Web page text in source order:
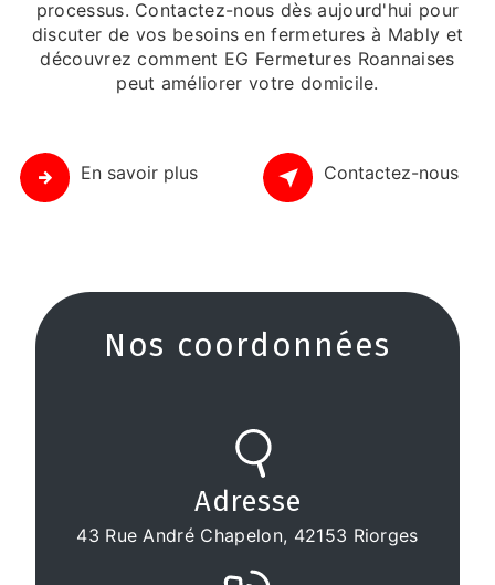
processus. Contactez-nous dès aujourd'hui pour
discuter de vos besoins en fermetures à Mably et
découvrez comment EG Fermetures Roannaises
peut améliorer votre domicile.
En savoir plus Contactez-nous
Nos coordonnées
Adresse
43 Rue André Chapelon, 42153 Riorges